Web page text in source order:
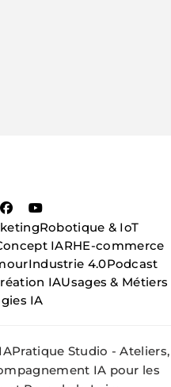
Robotique & IoT
IARHE-commerce
Industrie 4.0Podcast
IAUsages & Métiers
IA
Studio - Ateliers,
IA pour les